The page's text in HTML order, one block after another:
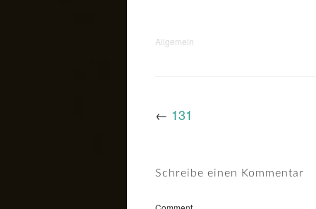
Allgemein
← 131
Schreibe einen Kommentar